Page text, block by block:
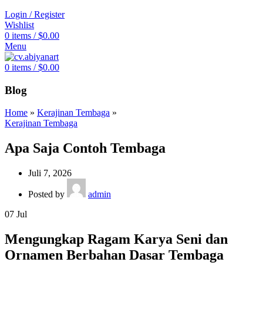
Login / Register
Wishlist
0 items / $0.00
Menu
0 items / $0.00
Blog
Home » Kerajinan Tembaga »
Kerajinan Tembaga
Apa Saja Contoh Tembaga
Juli 7, 2026
Posted by
admin
07 Jul
Mengungkap Ragam Karya Seni dan
Ornamen Berbahan Dasar Tembaga